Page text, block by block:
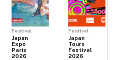
Festival
Japan
Expo
Paris
2026
Festival
Japan
Tours
Festival
2026